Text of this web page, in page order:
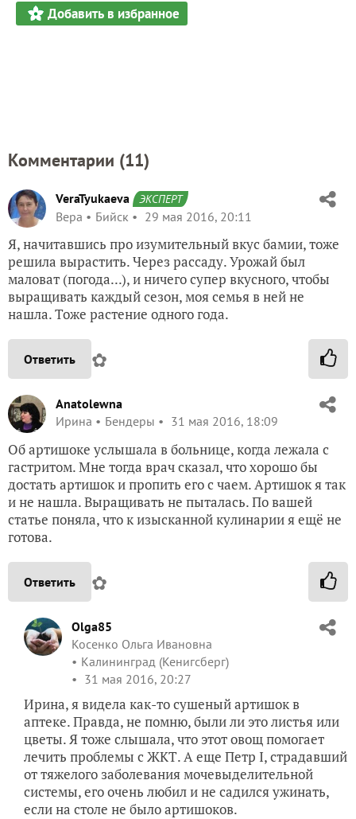
Добавить в избранное
Комментарии (11)
VeraTyukaeva ЭКСПЕРТ
Вера Бийск 29 мая 2016, 20:11
Я, начитавшись про изумительный вкус бамии, тоже
решила вырастить. Через рассаду. Урожай был
маловат (погода...), и ничего супер вкусного, чтобы
выращивать каждый сезон, моя семья в ней не
нашла. Тоже растение одного года.
Ответить ✿
Anatolewna
Ирина
Бендеры 31 мая 2016, 18:09
Об артишоке услышала в больнице, когда лежала с
гастритом. Мне тогда врач сказал, что хорошо бы
достать артишок и пропить его с чаем. Артишок я так
и не нашла. Выращивать не пыталась. По вашей
статье поняла, что к изысканной кулинарии я ещё не
готова.
Ответить ✿
Olga85
Косенко Ольга Ивановна
Калининград (Кенигсберг)
31 мая 2016, 20:27
Ирина, я видела как-то сушеный артишок в
аптеке. Правда, не помню, были ли это листья или
цветы. Я тоже слышала, что этот овощ помогает
лечить проблемы с ЖКТ. А еще Петр I, страдавший
от тяжелого заболевания мочевыделительной
системы, его очень любил и не садился ужинать,
если на столе не было артишоков.